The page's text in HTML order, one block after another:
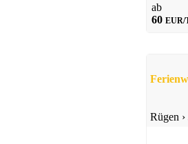
ab
60 EUR/
Rügen ›